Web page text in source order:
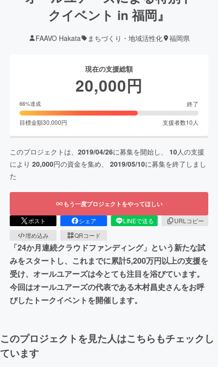
クイベント in 福岡』
FAAVO Hakata まちづくり・地域活性化 福岡県
現在の支援総額
20,000円
66%達成 終了
目標金額30,000円 支援者数10 人
このプロジェクトは、 2019/04/26に募集を開始し、 10人の支援
により 20,000円の資金を集め、 2019/05/10に募集を終了しまし
た
もう一度プロジェクトをやってほしい
ポスト シェア LINEで送る
URLコピー
埋め込み
QRコード
「24か月連続クラウドファンディング」という新たな試
みをスタートし、これまでに累計5,200万円以上の支援を
受け、オールユアーズは今とても注目を浴びています。
今回はオールユアーズの代表である木村昌史さんをお呼
びしたトークイベントを開催します。
このプロジェクトを見た人はこちらもチェックし
ています